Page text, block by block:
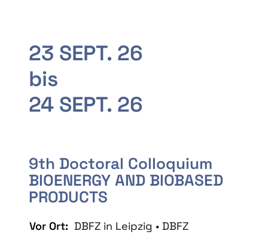
23 SEPT. 26
bis
24 SEPT. 26
9th Doctoral Colloquium
BIOENERGY AND BIOBASED
PRODUCTS
Vor Ort: DBFZ in Leipzig • DBFZ